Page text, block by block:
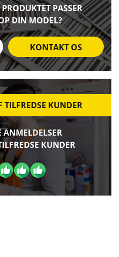
PASSER
DIN MODEL?
KONTAKT OS
TILFREDSE KUNDER
ANMELDELSER
KUNDER